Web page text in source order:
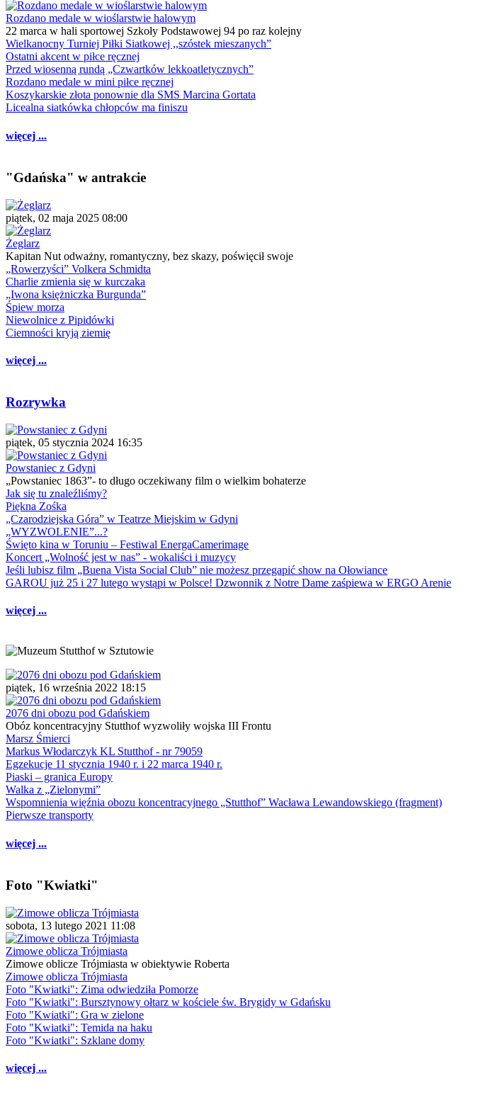
Rozdano medale w wioślarstwie halowym
22 marca w hali sportowej Szkoły Podstawowej 94 po raz kolejny
Wielkanocny Turniej Piłki Siatkowej ,,szóstek mieszanych”
Ostatni akcent w piłce ręcznej
Przed wiosenną rundą „Czwartków lekkoatletycznych”
Rozdano medale w mini piłce ręcznej
Koszykarskie złota ponownie dla SMS Marcina Gortata
Licealna siatkówka chłopców ma finiszu
więcej ...
"Gdańska" w antrakcie
piątek, 02 maja 2025 08:00
Żeglarz
Kapitan Nut odważny, romantyczny, bez skazy, poświęcił swoje
„Rowerzyści” Volkera Schmidta
Charlie zmienia się w kurczaka
„Iwona księżniczka Burgunda”
Śpiew morza
Niewolnice z Pipidówki
Ciemności kryją ziemię
więcej ...
Rozrywka
piątek, 05 stycznia 2024 16:35
Powstaniec z Gdyni
„Powstaniec 1863”- to długo oczekiwany film o wielkim bohaterze
Jak się tu znaleźliśmy?
Piękna Zośka
„Czarodziejska Góra” w Teatrze Miejskim w Gdyni
„WYZWOLENIE”...?
Święto kina w Toruniu – Festiwal EnergaCamerimage
Koncert „Wolność jest w nas” - wokaliści i muzycy
Jeśli lubisz film „Buena Vista Social Club” nie możesz przegapić show na Ołowiance
GAROU już 25 i 27 lutego wystąpi w Polsce! Dzwonnik z Notre Dame zaśpiewa w ERGO Arenie
więcej ...
piątek, 16 września 2022 18:15
2076 dni obozu pod Gdańskiem
Obóz koncentracyjny Stutthof wyzwoliły wojska III Frontu
Marsz Śmierci
Markus Włodarczyk KL Stutthof - nr 79059
Egzekucje 11 stycznia 1940 r. i 22 marca 1940 r.
Piaski – granica Europy
Walka z „Zielonymi”
Wspomnienia więźnia obozu koncentracyjnego „Stutthof” Wacława Lewandowskiego (fragment)
Pierwsze transporty
więcej ...
Foto "Kwiatki"
sobota, 13 lutego 2021 11:08
Zimowe oblicza Trójmiasta
Zimowe oblicze Trójmiasta w obiektywie Roberta
Zimowe oblicza Trójmiasta
Foto "Kwiatki": Zima odwiedziła Pomorze
Foto "Kwiatki": Bursztynowy ołtarz w kościele św. Brygidy w Gdańsku
Foto "Kwiatki": Gra w zielone
Foto "Kwiatki": Temida na haku
Foto "Kwiatki": Szklane domy
więcej ...